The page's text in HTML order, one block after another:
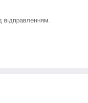
відправленням.